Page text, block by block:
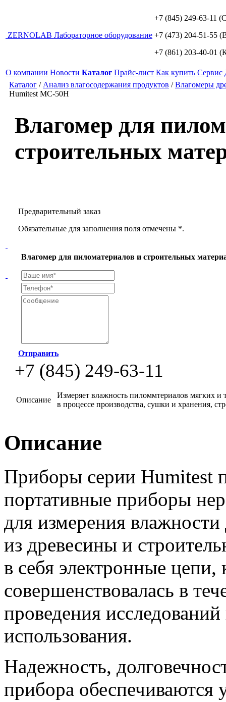
ZERNOLAB Лабораторное оборудование
+7 (845) 249-63-11
+7 (473) 204-51-55
+7 (861) 203-40-01
О компании Новости Каталог Прайс-лист Как купить Сервис
Каталог / Анализ влагосодержания продуктов /Влагомеры
Humitest МС-50Н
Влагомер для
строительных
Предварительный заказ
Обязательные для заполнения поля отмечены *.
Влагомер для пиломатериалов и строительных
Отправить
+7 (845) 249-63-11
Описание
Измеряет влажность пиломмтериалов мягких и
в процессе производства, сушки и хранения,
Описание
Приборы серии Humitest
портативные приборы
для измерения
из древесины и
в себя электронные
совершенствовалась в
проведения
использования.
Надежность,
прибора обеспечиваются